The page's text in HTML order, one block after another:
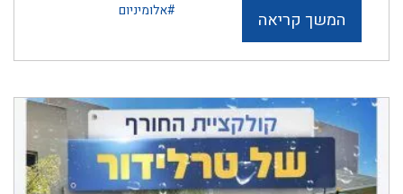
המשך קריאה #אלומיניום